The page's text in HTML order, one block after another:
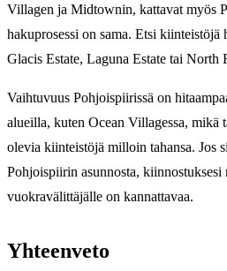
Villagen ja Midtownin, kattavat myös
hakuprosessi on sama. Etsi
Glacis Estate, Laguna Estate tai North
Vaihtuvuus Pohjoispiirissä on
alueilla, kuten Ocean Villagessa, mikä
olevia kiinteistöjä milloin tahansa. Jos
Pohjoispiirin asunnosta, kiinnostuksesi
vuokravälittäjälle on kannattavaa.
Yhteenveto